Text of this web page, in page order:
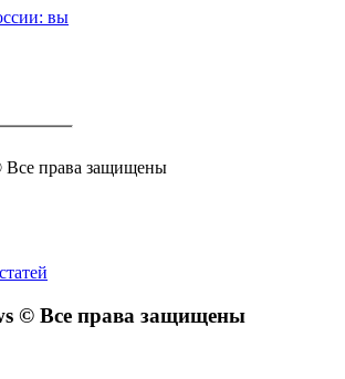
вы
Все права защищены
© Все права защищены